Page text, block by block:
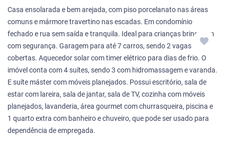
Casa ensolarada e bem arejada, com piso porcelanato nas áreas
comuns e mármore travertino nas escadas. Em condomínio
fechado e rua sem saída e tranquila. Ideal para crianças brincarem
com segurança. Garagem para até 7 carros, sendo 2 vagas
cobertas. Aquecedor solar com timer elétrico para dias de frio. O
imóvel conta com 4 suítes, sendo 3 com hidromassagem e varanda.
E suíte máster com móveis planejados. Possui escritório, sala de
estar com lareira, sala de jantar, sala de TV, cozinha com móveis
planejados, lavanderia, área gourmet com churrasqueira, piscina e
1 quarto extra com banheiro e chuveiro, que pode ser usado para
dependência de empregada.